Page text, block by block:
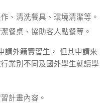
、清洗餐具、環境清潔等。
餐桌、協助客人點餐等。
請外籍實習生， 但其申請來
業別不同及國外學生就讀學
計畫內容。